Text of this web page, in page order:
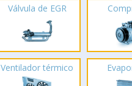
Válvula de EGR
Ventilador térmico